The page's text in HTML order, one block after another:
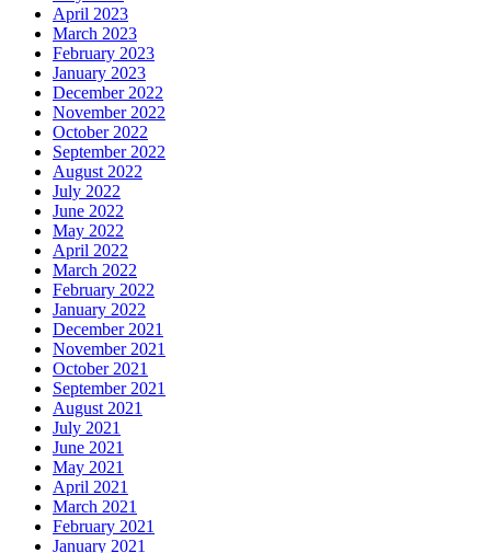
April 2023
March 2023
February 2023
January 2023
December 2022
November 2022
October 2022
September 2022
August 2022
July 2022
June 2022
May 2022
April 2022
March 2022
February 2022
January 2022
December 2021
November 2021
October 2021
September 2021
August 2021
July 2021
June 2021
May 2021
April 2021
March 2021
February 2021
January 2021